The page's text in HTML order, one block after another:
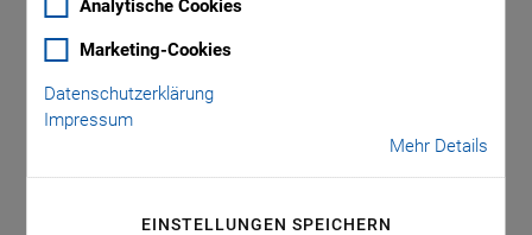
Analytische Cookies
Marketing-Cookies
Datenschutzerklärung
Impressum
Mehr Details
EINSTELLUNGEN SPEICHERN
von Hexapoden in das Forschungsprojekt eingebracht. Das
öffentlich vom Bundesministerium für Wirtschaft und
Klimaschutz geförderte und von DLR Projektträger
Luftfahrtforschung beaufsichtigte Projekt war Ende April
2024 erfolgreich abgeschlossen worden.